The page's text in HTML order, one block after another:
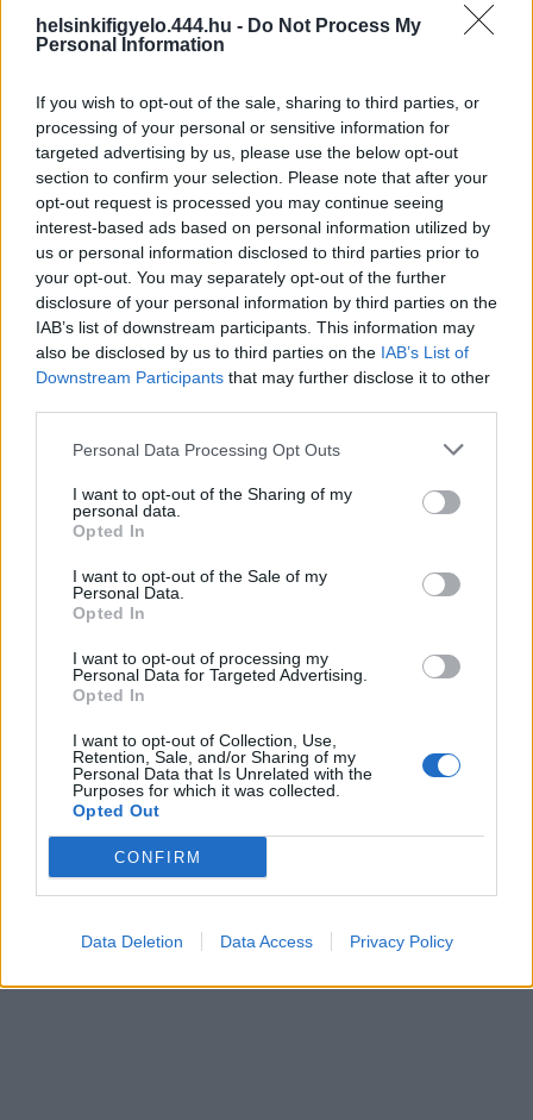
helsinkifigyelo.444.hu - Do Not Process My
Personal Information
If you wish to opt-out of the sale, sharing to third parties, or
processing of your personal or sensitive information for
targeted advertising by us, please use the below opt-out
section to confirm your selection. Please note that after your
opt-out request is processed you may continue seeing
interest-based ads based on personal information utilized by
us or personal information disclosed to third parties prior to
your opt-out. You may separately opt-out of the further
disclosure of your personal information by third parties on the
IAB’s list of downstream participants. This information may
also be disclosed by us to third parties on the IAB’s List of
Downstream Participants that may further disclose it to other
Personal Data Processing Opt Outs
I want to opt-out of the Sharing of my
personal data.
Opted In
I want to opt-out of the Sale of my
Personal Data.
Opted In
I want to opt-out of processing my
Personal Data for Targeted Advertising.
Opted In
I want to opt-out of Collection, Use,
Retention, Sale, and/or Sharing of my
Personal Data that Is Unrelated with the
Purposes for which it was collected.
Opted Out
CONFIRM
Data Deletion Data Access Privacy Policy